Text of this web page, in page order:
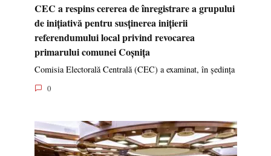
CEC a respins cererea de înregistrare a grupului
de inițiativă pentru susținerea inițierii
referendumului local privind revocarea
primarului comunei Coșnița
Comisia Electorală Centrală (CEC) a examinat, în ședința
0